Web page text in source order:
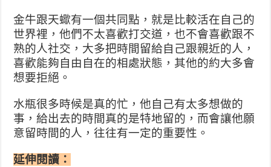
金牛跟天蠍有一個共同點，就是比較活在自己的
世界裡，他們不太喜歡打交道，也不會喜歡跟不
熟的人社交，大多把時間留給自己跟親近的人，
喜歡能夠自由自在的相處狀態，其他的約大多會
想要拒絕。
水瓶很多時候是真的忙，他自己有太多想做的
事，給出去的時間真的是特地留的，而會讓他願
意留時間的人，往往有一定的重要性。
延伸閱讀：